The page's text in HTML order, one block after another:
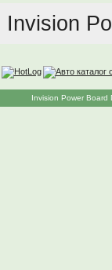
Invision
Invision Power